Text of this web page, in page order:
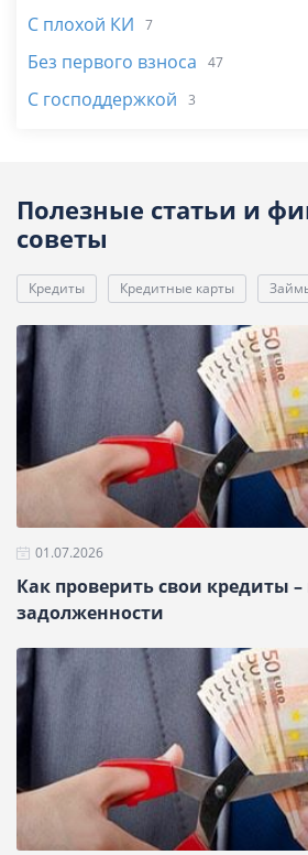
С плохой КИ 7
Без первого взноса 47
С господдержкой 3
Полезные статьи и
советы
Кредиты Кредитные карты
01.07.2026
Как проверить свои кредиты
задолженности